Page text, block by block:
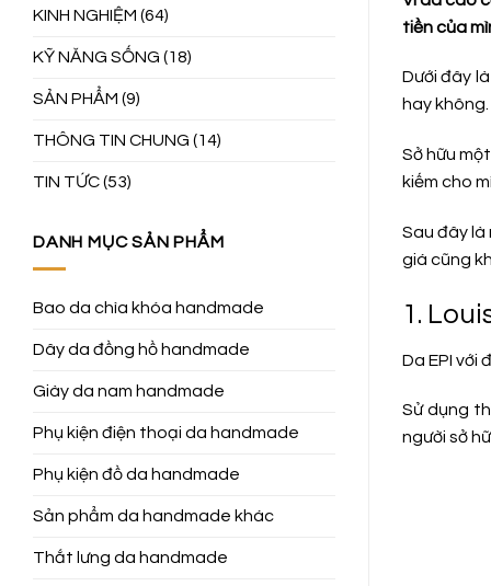
KINH NGHIỆM (64)
KỸ NĂNG SỐNG (18)
SẢN PHẨM (9)
THÔNG TIN CHUNG (14)
TIN TỨC(53)
DANH MỤC SẢN PHẨM
Bao da chìa khóa handmade
Dây da đồng hồ handmade
Giày da nam handmade
Phụ kiện điện thoại da handmade
Phụ kiện đồ da handmade
Sản phẩm da handmade khác
Thắt lưng da handmade
tiền của
Dưới đây
hay
Sở hữu
kiếm cho
Sau đây là
giá cũng
1.
Da EPI với
Sử dụng
người sở